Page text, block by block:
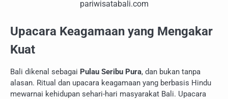
pariwisatabali.com
Upacara Keagamaan yang Mengakar
Kuat
Bali dikenal sebagai Pulau Seribu Pura, dan bukan tanpa
alasan. Ritual dan upacara keagamaan yang berbasis Hindu
mewarnai kehidupan sehari-hari masyarakat Bali. Upacara